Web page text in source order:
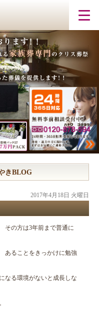
きBLOG
2017年4月18日 火曜日
の方は3年前まで普通に
あることをきっかけに勉強
なる環境がないと成長しな